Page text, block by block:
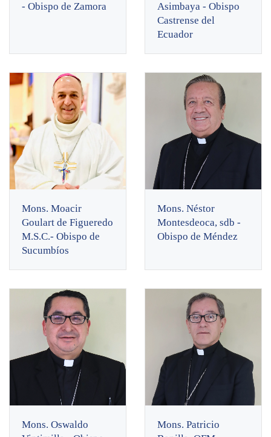
- Obispo de Zamora
Asimbaya - Obispo
Castrense del
Ecuador
Mons. Moacir
Goulart de Figueredo
M.S.C.- Obispo de
Sucumbíos
Mons. Néstor
Montesdeoca, sdb -
Obispo de Méndez
Mons. Oswaldo
Mons. Patricio